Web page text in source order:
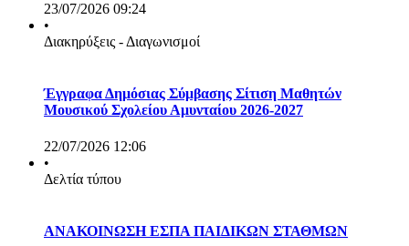
23/07/2026 09:24
•
Διακηρύξεις - Διαγωνισμοί
Έγγραφα Δημόσιας Σύμβασης Σίτιση Μαθητών
Μουσικού Σχολείου Αμυνταίου 2026-2027
22/07/2026 12:06
•
Δελτία τύπου
ΑΝΑΚΟΙΝΩΣΗ ΕΣΠΑ ΠΑΙΔΙΚΩΝ ΣΤΑΘΜΩΝ